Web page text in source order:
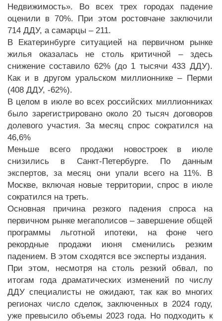
Недвижимость». Во всех трех городах падение
оценили в 70%. При этом ростовчане заключили
714 ДДУ, а самарцы – 211.
В Екатеринбурге ситуацией на первичном рынке
жилья оказалась не столь критичной – здесь
снижение составило 62% (до 1 тысячи 433 ДДУ).
Как и в другом уральском миллионнике – Перми
(408 ДДУ, -62%).
В целом в июле во всех российских миллионниках
было зарегистрировано около 20 тысяч договоров
долевого участия. За месяц спрос сократился на
46,6%
Меньше всего продажи новостроек в июле
снизились в Санкт-Петербурге. По данным
экспертов, за месяц они упали всего на 11%. В
Москве, включая новые территории, спрос в июле
сократился на треть.
Основная причина резкого падения спроса на
первичном рынке мегаполисов – завершение общей
программы льготной ипотеки, на фоне чего
рекордные продажи июня сменились резким
падением. В этом сходятся все эксперты издания.
При этом, несмотря на столь резкий обвал, по
итогам года драматических изменений по числу
ДДУ специалисты не ожидают, так как во многих
регионах число сделок, заключенных в 2024 году,
уже превысило объемы 2023 года. Но подходить к